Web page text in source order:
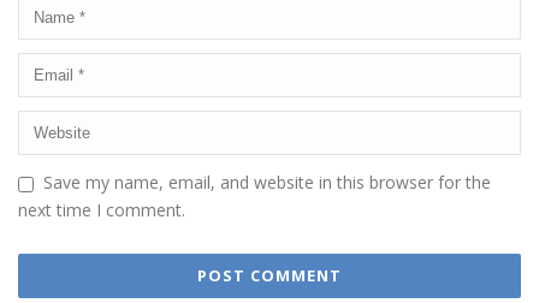
Save my name, email, and website in this browser for the
next time I comment.